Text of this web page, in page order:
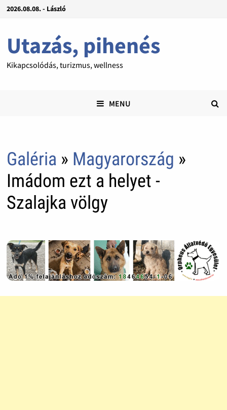
2026.08.08. - László
Utazás, pihenés
Kikapcsolódás, turizmus, wellness
MENU
Galéria » Magyarország »
Imádom ezt a helyet -
Szalajka völgy